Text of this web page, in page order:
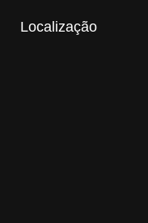
Localização